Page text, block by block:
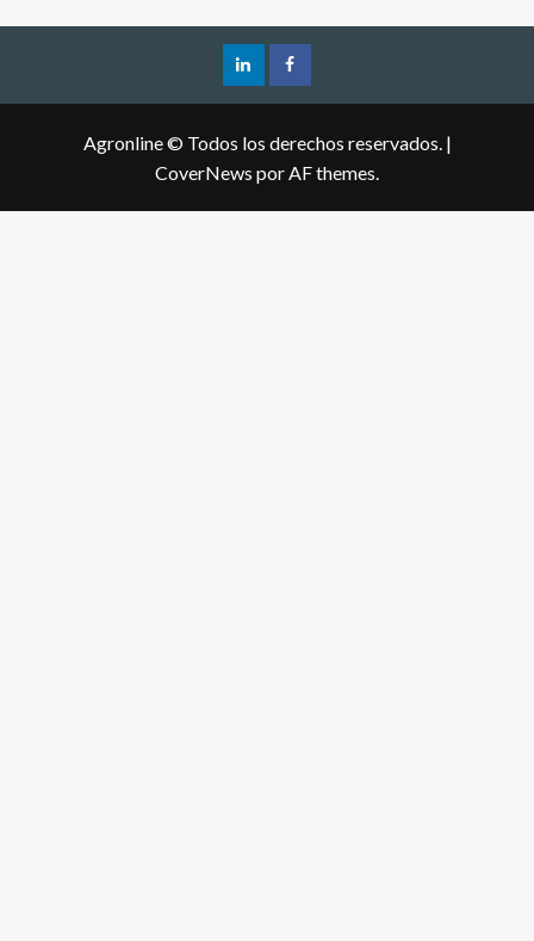
Agronline © Todos los derechos reservados. |
CoverNews por AF themes.